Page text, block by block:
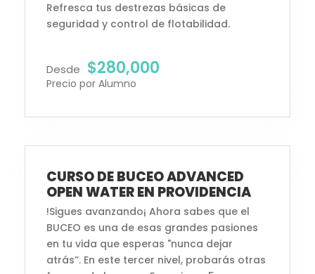
Desde $280,000
Precio por Alumno
Refresca tus destrezas básicas de
seguridad y control de flotabilidad.
CURSO DE BUCEO ADVANCED
OPEN WATER EN PROVIDENCIA
!Sigues avanzando¡ Ahora sabes que el
BUCEO es una de esas grandes pasiones
en tu vida que esperas "nunca dejar
atrás”. En este tercer nivel, probarás otras